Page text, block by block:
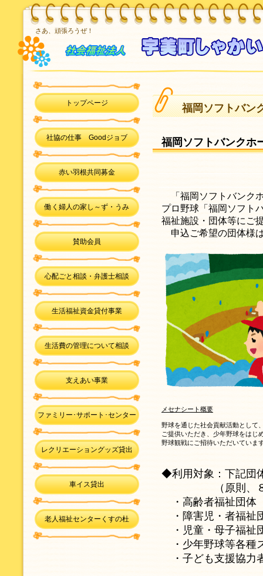
さあ、頑張ろうぜ！
福岡ソフトバン
福岡ソフトバンクホ
「福岡ソフトバンク
プロ野球「福岡ソフト
福祉施設・団体等にご
申込ご希望の団体様
メセナシート概要
野球を通じた社会貢献活動として
ご提供いただき、少年野球をはじ
野球観戦にご招待いただいていま
◆利用対象：下記団
（原則、８名
・高齢者福祉団体
・障害児・者福祉
・児童・母子福祉
・少年野球等各種
・子ども支援協
トップページ
社協の仕事 Goodジョブ
赤い羽根共同募金
働く婦人の家し～ず・うみ
賛助会員
心配ごと相談・弁護士相談
生活福祉資金貸付事業
生活費の管理について相談
支えあい事業
ファミリー･サポート･センター
レクリエーショングッズ貸出
車イス貸出
老人福祉センターくすの杜